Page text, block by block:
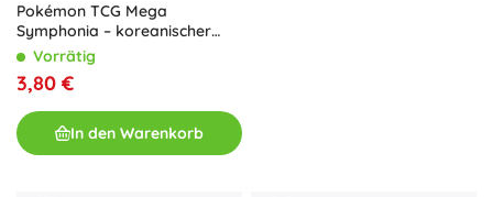
Pokémon TCG Mega
Symphonia – koreanischer
Booster (5 Karten)
Vorrätig
3,80 €
In den Warenkorb